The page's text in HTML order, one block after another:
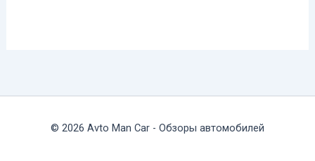
© 2026 Avto Man Car - Обзоры автомобилей